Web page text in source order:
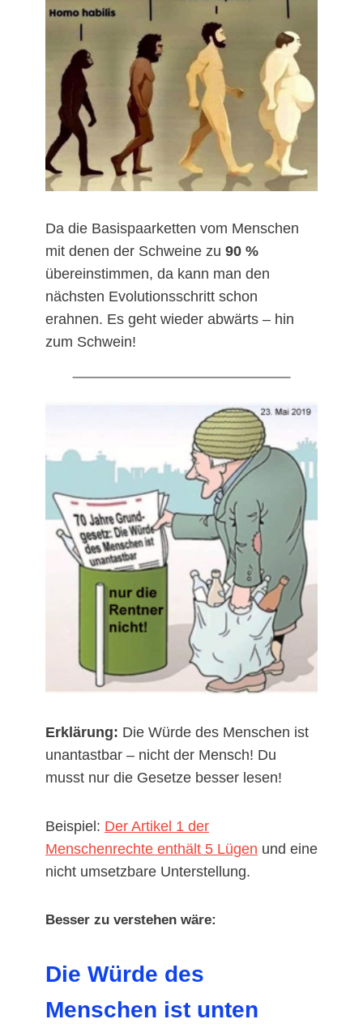
Da die Basispaarketten vom Menschen
mit denen der Schweine zu 90 %
übereinstimmen, da kann man den
nächsten Evolutionsschritt schon
erahnen. Es geht wieder abwärts – hin
zum Schwein!
Erklärung: Die Würde des Menschen ist
unantastbar – nicht der Mensch! Du
musst nur die Gesetze besser lesen!
Beispiel: Der Artikel 1 der
Menschenrechte enthält 5 Lügen und eine
nicht umsetzbare Unterstellung.
Besser zu verstehen wäre:
Die Würde des
Menschen ist unten